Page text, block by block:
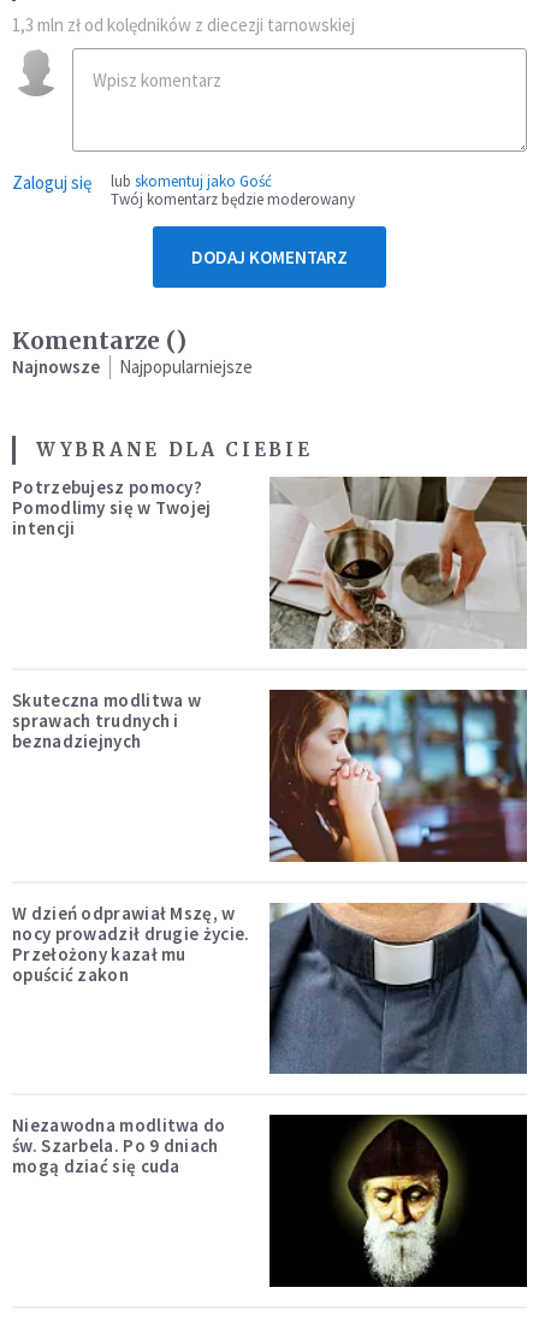
1,3 mln zł od kolędników z diecezji tarnowskiej
Zaloguj się lub skomentuj jako Gość
Twój komentarz będzie moderowany
DODAJ KOMENTARZ
Komentarze ()
Najnowsze Najpopularniejsze
WYBRANE DLA CIEBIE
Potrzebujesz pomocy?
Pomodlimy się w Twojej
intencji
Skuteczna modlitwa w
sprawach trudnych i
beznadziejnych
W dzień odprawiał Mszę, w
nocy prowadził drugie życie.
Przełożony kazał mu
opuścić zakon
Niezawodna modlitwa do
św. Szarbela. Po 9 dniach
mogą dziać się cuda